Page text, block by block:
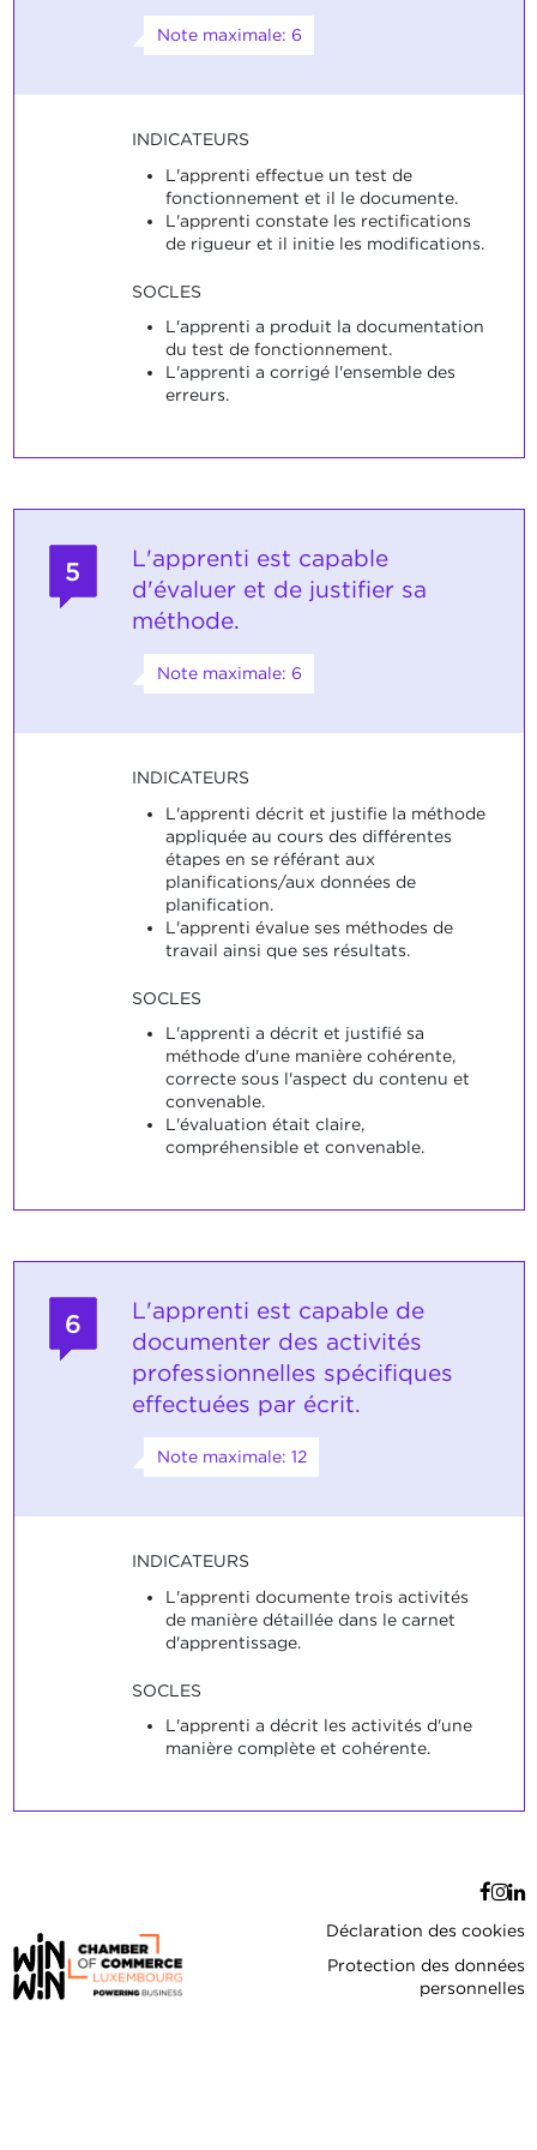
Note maximale: 6
INDICATEURS
L'apprenti effectue un test de
fonctionnement et il le documente.
L'apprenti constate les rectifications
de rigueur et il initie les modifications.
SOCLES
L'apprenti a produit la documentation
du test de fonctionnement.
L'apprenti a corrigé l'ensemble des
erreurs.
5
L'apprenti est capable
d'évaluer et de justifier sa
méthode.
Note maximale: 6
INDICATEURS
L'apprenti décrit et justifie la méthode
appliquée au cours des différentes
étapes en se référant aux
planifications/aux données de
planification.
L'apprenti évalue ses méthodes de
travail ainsi que ses résultats.
SOCLES
L'apprenti a décrit et justifié sa
méthode d'une manière cohérente,
correcte sous l'aspect du contenu et
convenable.
L'évaluation était claire,
compréhensible et convenable.
6
L'apprenti est capable de
documenter des activités
professionnelles spécifiques
effectuées par écrit.
Note maximale: 12
INDICATEURS
L'apprenti documente trois activités
de manière détaillée dans le carnet
d'apprentissage.
SOCLES
L'apprenti a décrit les activités d'une
manière complète et cohérente.
Déclaration des cookies
Protection des données
personnelles